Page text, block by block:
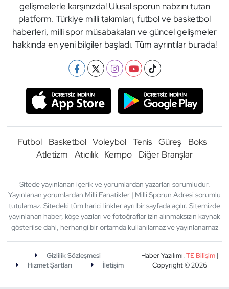
gelişmelerle karşınızda! Ulusal sporun nabzını tutan
platform. Türkiye milli takımları, futbol ve basketbol
haberleri, milli spor müsabakaları ve güncel gelişmeler
hakkında en yeni bilgiler başladı. Tüm ayrıntılar burada!
Futbol Basketbol Voleybol Tenis Güreş
Boks
Atletizm
Atıcılık Kempo Diğer Branşlar
Sitede yayınlanan içerik ve yorumlardan yazarları sorumludur.
Yayınlanan yorumlardan Milli Fanatikler | Milli Sporun Adresi sorumlu
tutulamaz. Sitedeki tüm harici linkler ayrı bir sayfada açılır. Sitemizde
yayınlanan haber, köşe yazıları ve fotoğraflar izin alınmaksızın kaynak
gösterilse dahi, herhangi bir ortamda kullanılamaz ve yayınlanamaz
Gizlilik Sözleşmesi
Hizmet Şartları
İletişim
Haber Yazılımı:TE Bilişim|
Copyright © 2026